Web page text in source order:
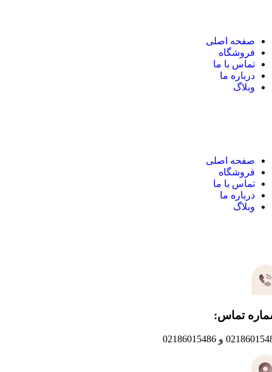
صفحه اصلی
فروشگاه
تماس با ما
درباره ما
وبلاگ
صفحه اصلی
فروشگاه
تماس با ما
درباره ما
وبلاگ
تماس:
و 02186015486